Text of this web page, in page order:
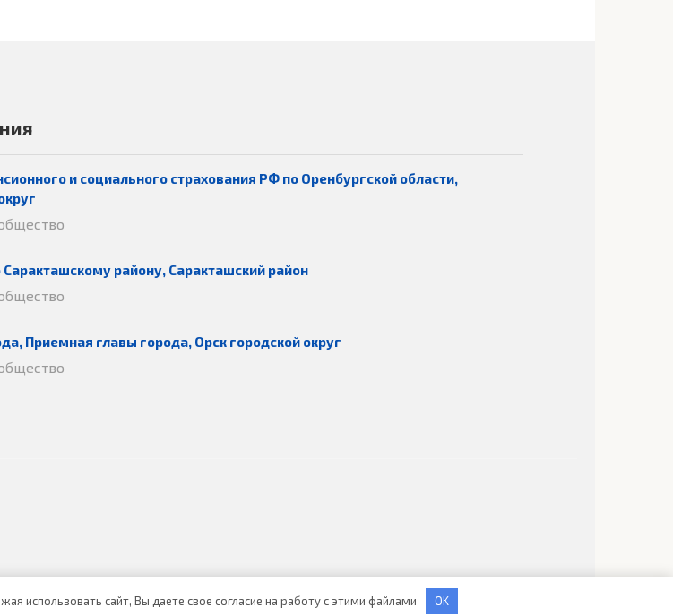
и социального страхования РФ по Оренбургской области,
району, Саракташский район
Приемная главы города, Орск городской округ
использовать сайт, Вы даете свое согласие на работу с этими файлами OK